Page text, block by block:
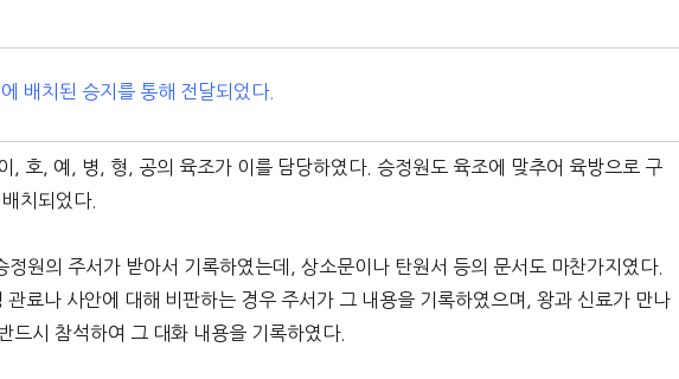
배치된 승지를 통해 전달되었다.
, 호, 예, 병, 형, 공의 육조가 이를 담당하였다. 승정원도 육조에 맞추어 육방으로 구
치되었다.
원의 주서가 받아서 기록하였는데, 상소문이나 탄원서 등의 문서도 마찬가지였다.
료나 사안에 대해 비판하는 경우 주서가 그 내용을 기록하였으며, 왕과 신료가 만나
드시 참석하여 그 대화 내용을 기록하였다.